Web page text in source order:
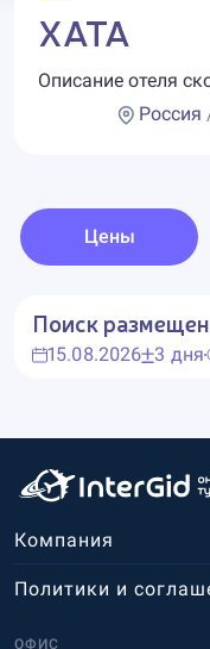
ХАТА
Описание отеля
Россия
Цены
Поиск
15.08.2026 3 дня
Компания
ОФИС
Политики и